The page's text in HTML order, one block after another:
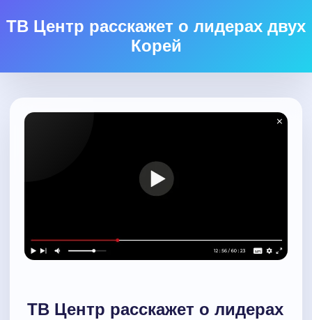
ТВ Центр расскажет о лидерах двух
Корей
ТВ Центр расскажет о лидерах